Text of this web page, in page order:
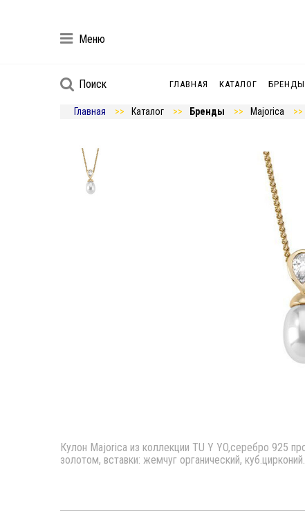
Меню
Поиск ГЛАВНАЯ КАТАЛОГ БРЕНДЫ
Главная Каталог Бренды Majorica
Кулон Majorica из коллекции TU Y YO,серебро 925
золотом, вставки: жемчуг органический, куб.цирконий.